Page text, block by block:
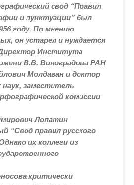
свод “Правил
и пунктуации” был
году. По мнению
он устарел и нуждается
Института
В.В. Виноградова РАН
Молдаван и доктор
наук, заместитель
комиссии
Лопатин
“Свод правил русского
их коллеги из
критически